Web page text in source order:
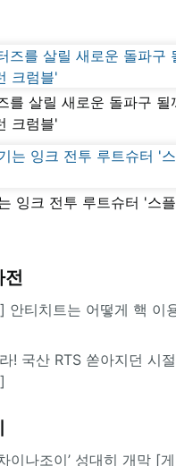
를 살릴 새로운 돌파구 될
크럼블'
잉크 전투 루트슈터 '스
전
안티치트는 어떻게 핵 이
! 국산 RTS 쏟아지던 시절
이나조이’ 성대히 개막 [